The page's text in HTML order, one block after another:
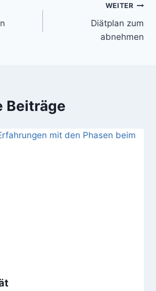
WEITER
Diätplan zum
abnehmen
Beiträge